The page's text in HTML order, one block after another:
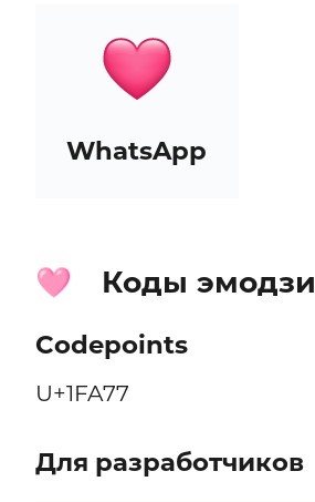
WhatsApp
🩷 Коды эмодзи
Codepoints
U+1FA77
Для разработчиков